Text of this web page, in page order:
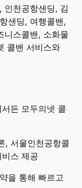
인천공항샌딩, 김
샌딩, 여행콜밴,
니스콜밴, 소화물
콜밴 서비스와
든 모두의넷 콜
, 서울인천공항콜
스 제공
을 통해 빠르고